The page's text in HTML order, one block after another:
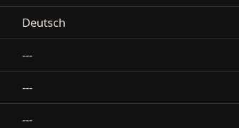
Deutsch
---
---
---